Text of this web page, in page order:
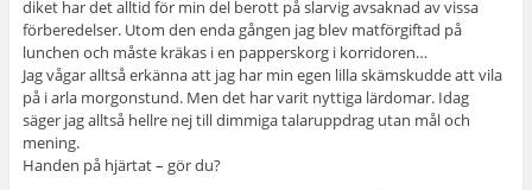
diket har det alltid för min del berott på slarvig avsaknad av vissa
förberedelser. Utom den enda gången jag blev matförgiftad på
lunchen och måste kräkas i en papperskorg i korridoren…
Jag vågar alltså erkänna att jag har min egen lilla skämskudde att vila
på i arla morgonstund. Men det har varit nyttiga lärdomar. Idag
säger jag alltså hellre nej till dimmiga talaruppdrag utan mål och
mening.
Handen på hjärtat – gör du?